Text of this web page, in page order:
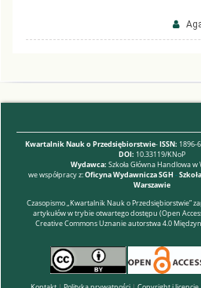
Kwartalnik Nauk o Przedsiębiorstwie-ISSN: 1896-
DOI: 10.33119/KNoP
Wydawca: Szkoła Główna Handlowa w
we współpracy z:Oficyna Wydawnicza SGH -
Warszawie
Czasopismo „Kwartalnik Nauk o Przedsiębiorstwie”
artykułów w trybie otwartego dostępu (Open
Creative Commons Uznanie autorstwa 4.0